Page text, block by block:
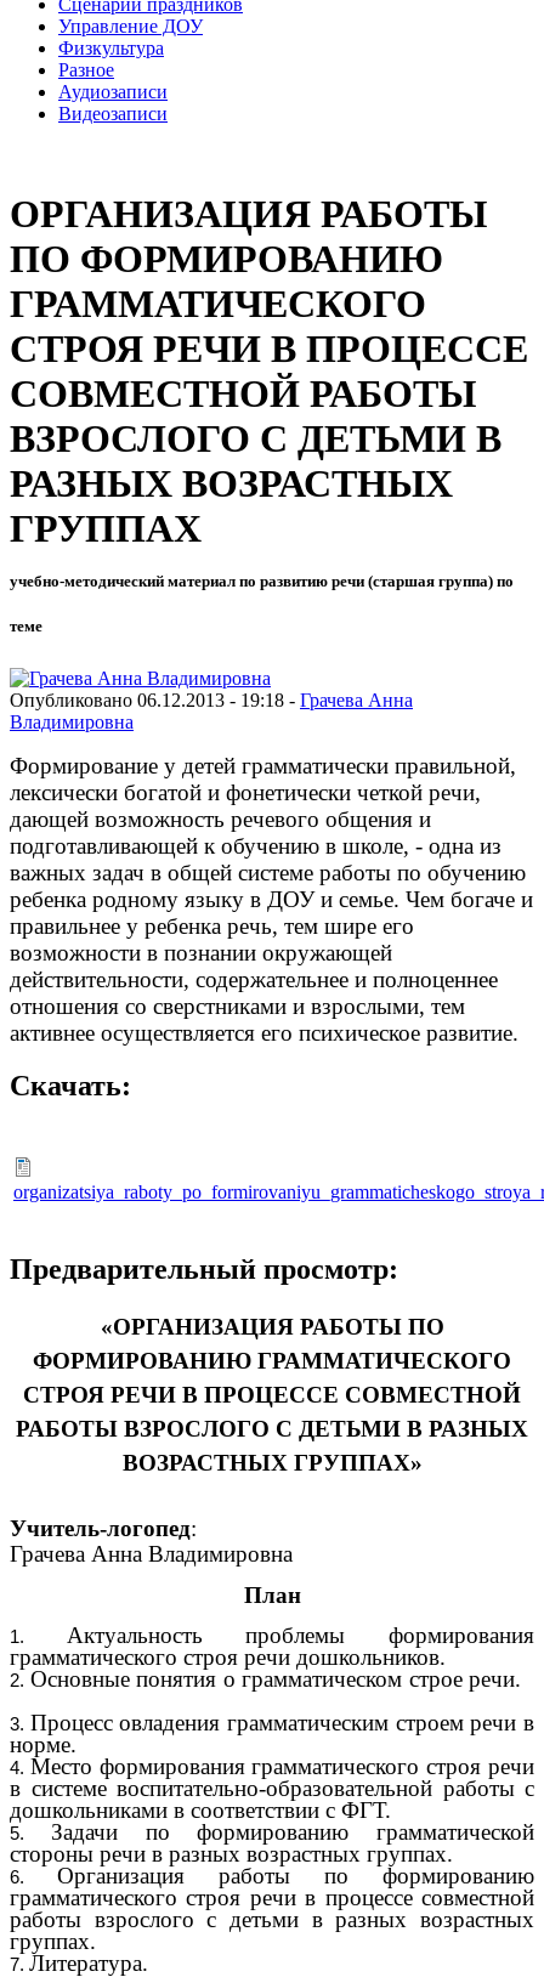
Управление ДОУ
Физкультура
Разное
Аудиозаписи
Видеозаписи
ОРГАНИЗАЦИЯ РАБОТЫ
ПО ФОРМИРОВАНИЮ
ГРАММАТИЧЕСКОГО
СТРОЯ РЕЧИ В ПРОЦЕССЕ
СОВМЕСТНОЙ РАБОТЫ
ВЗРОСЛОГО С ДЕТЬМИ В
РАЗНЫХ ВОЗРАСТНЫХ
ГРУППАХ
учебно-методический материал по развитию речи (старшая группа) по
теме
Опубликовано 06.12.2013 - 19:18 - Грачева Анна
Владимировна
Формирование у детей грамматически правильной,
лексически богатой и фонетически четкой речи,
дающей возможность речевого общения и
подготавливающей к обучению в школе, - одна из
важных задач в общей системе работы по обучению
ребенка родному языку в ДОУ и семье. Чем богаче и
правильнее у ребенка речь, тем шире его
возможности в познании окружающей
действительности, содержательнее и полноценнее
отношения со сверстниками и взрослыми, тем
активнее осуществляется его психическое развитие.
Скачать:
Предварительный просмотр:
«ОРГАНИЗАЦИЯ РАБОТЫ ПО
ФОРМИРОВАНИЮ ГРАММАТИЧЕСКОГО
СТРОЯ РЕЧИ В ПРОЦЕССЕ СОВМЕСТНОЙ
РАБОТЫ ВЗРОСЛОГО С ДЕТЬМИ В РАЗНЫХ
ВОЗРАСТНЫХ ГРУППАХ»
Учитель-логопед:
Грачева Анна Владимировна
План
Актуальность проблемы формирования
грамматического строя речи дошкольников.
Основные понятия о грамматическом строе речи.
Процесс овладения грамматическим строем речи в
норме.
Место формирования грамматического строя речи
в системе воспитательно-образовательной работы с
дошкольниками в соответствии с ФГТ.
Задачи по формированию грамматической
стороны речи в разных возрастных группах.
Организация работы по формированию
грамматического строя речи в процессе совместной
работы взрослого с детьми в разных возрастных
группах.
Литература.